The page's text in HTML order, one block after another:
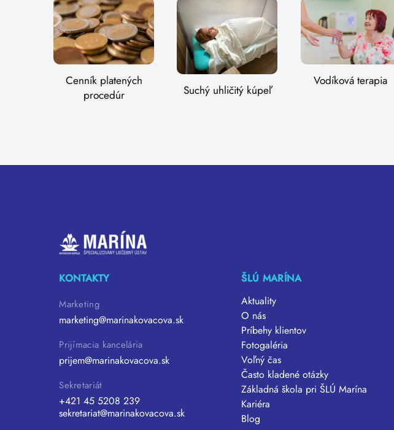
Cenník platených
procedúr
Suchý uhličitý kúpeľ
Vodíková terapia
KONTAKTY
Marketing
marketing@marinakovacova.sk
Prijímacia kancelária
prijem@marinakovacova.sk
Sekretariát
+421 45 5208 239
sekretariat@marinakovacova.sk
ŠLÚ MARÍNA
Aktuality
O nás
Príbehy klientov
Fotogaléria
Voľný čas
Často kladené otázky
Základná škola pri ŠLÚ Marína
Kariéra
Blog